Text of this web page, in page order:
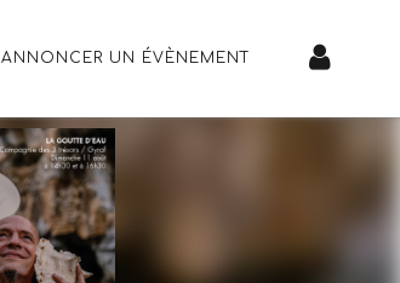
ANNONCER UN ÉVÈNEMENT